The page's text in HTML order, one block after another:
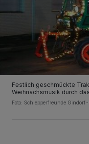
Festlich geschmückte
Weihnachsmusik durch
Foto: Schlepperfreunde